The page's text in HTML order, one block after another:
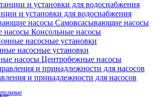
и установки для водоснабжения
Самовсасывающие насосы
Консольные насосы
насосные установки
Центробежные насосы
и принадлежности для насосов